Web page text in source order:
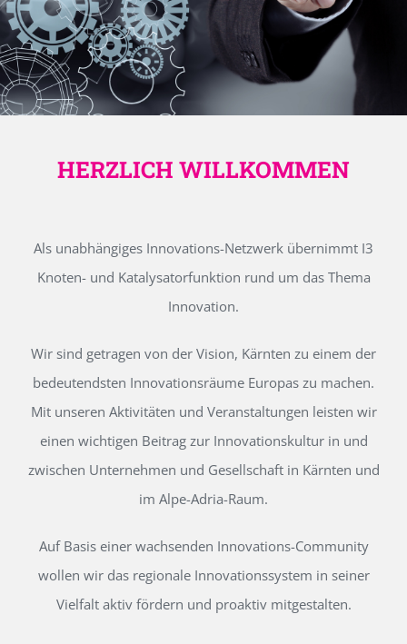
HERZLICH WILLKOMMEN
Als unabhängiges Innovations-Netzwerk übernimmt I3
Knoten- und Katalysatorfunktion rund um das Thema
Innovation.
Wir sind getragen von der Vision, Kärnten zu einem der
bedeutendsten Innovationsräume Europas zu machen.
Mit unseren Aktivitäten und Veranstaltungen leisten wir
einen wichtigen Beitrag zur Innovationskultur in und
zwischen Unternehmen und Gesellschaft in Kärnten und
im Alpe-Adria-Raum.
Auf Basis einer wachsenden Innovations-Community
wollen wir das regionale Innovationssystem in seiner
Vielfalt aktiv fördern und proaktiv mitgestalten.